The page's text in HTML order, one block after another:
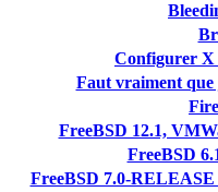
Configurer X
Faut vraiment que
FreeBSD 12.1,
FreeBSD
FreeBSD 7.0-